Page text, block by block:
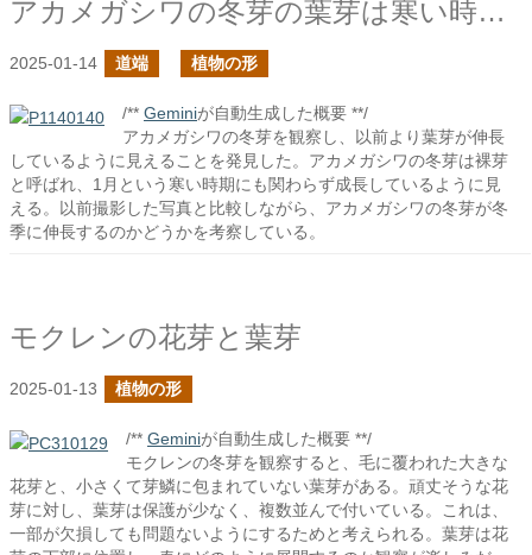
アカメガシワの冬芽の葉芽は寒い時期に伸長するのか？
2025-01-14 道端 植物の形
/** Geminiが自動生成した概要 **/
アカメガシワの冬芽を観察し、以前より葉芽が伸長
しているように見えることを発見した。アカメガシワの冬芽は裸芽
と呼ばれ、1月という寒い時期にも関わらず成長しているように見
える。以前撮影した写真と比較しながら、アカメガシワの冬芽が冬
季に伸長するのかどうかを考察している。
モクレンの花芽と葉芽
2025-01-13 植物の形
/** Geminiが自動生成した概要 **/
モクレンの冬芽を観察すると、毛に覆われた大きな
花芽と、小さくて芽鱗に包まれていない葉芽がある。頑丈そうな花
芽に対し、葉芽は保護が少なく、複数並んで付いている。これは、
一部が欠損しても問題ないようにするためと考えられる。葉芽は花